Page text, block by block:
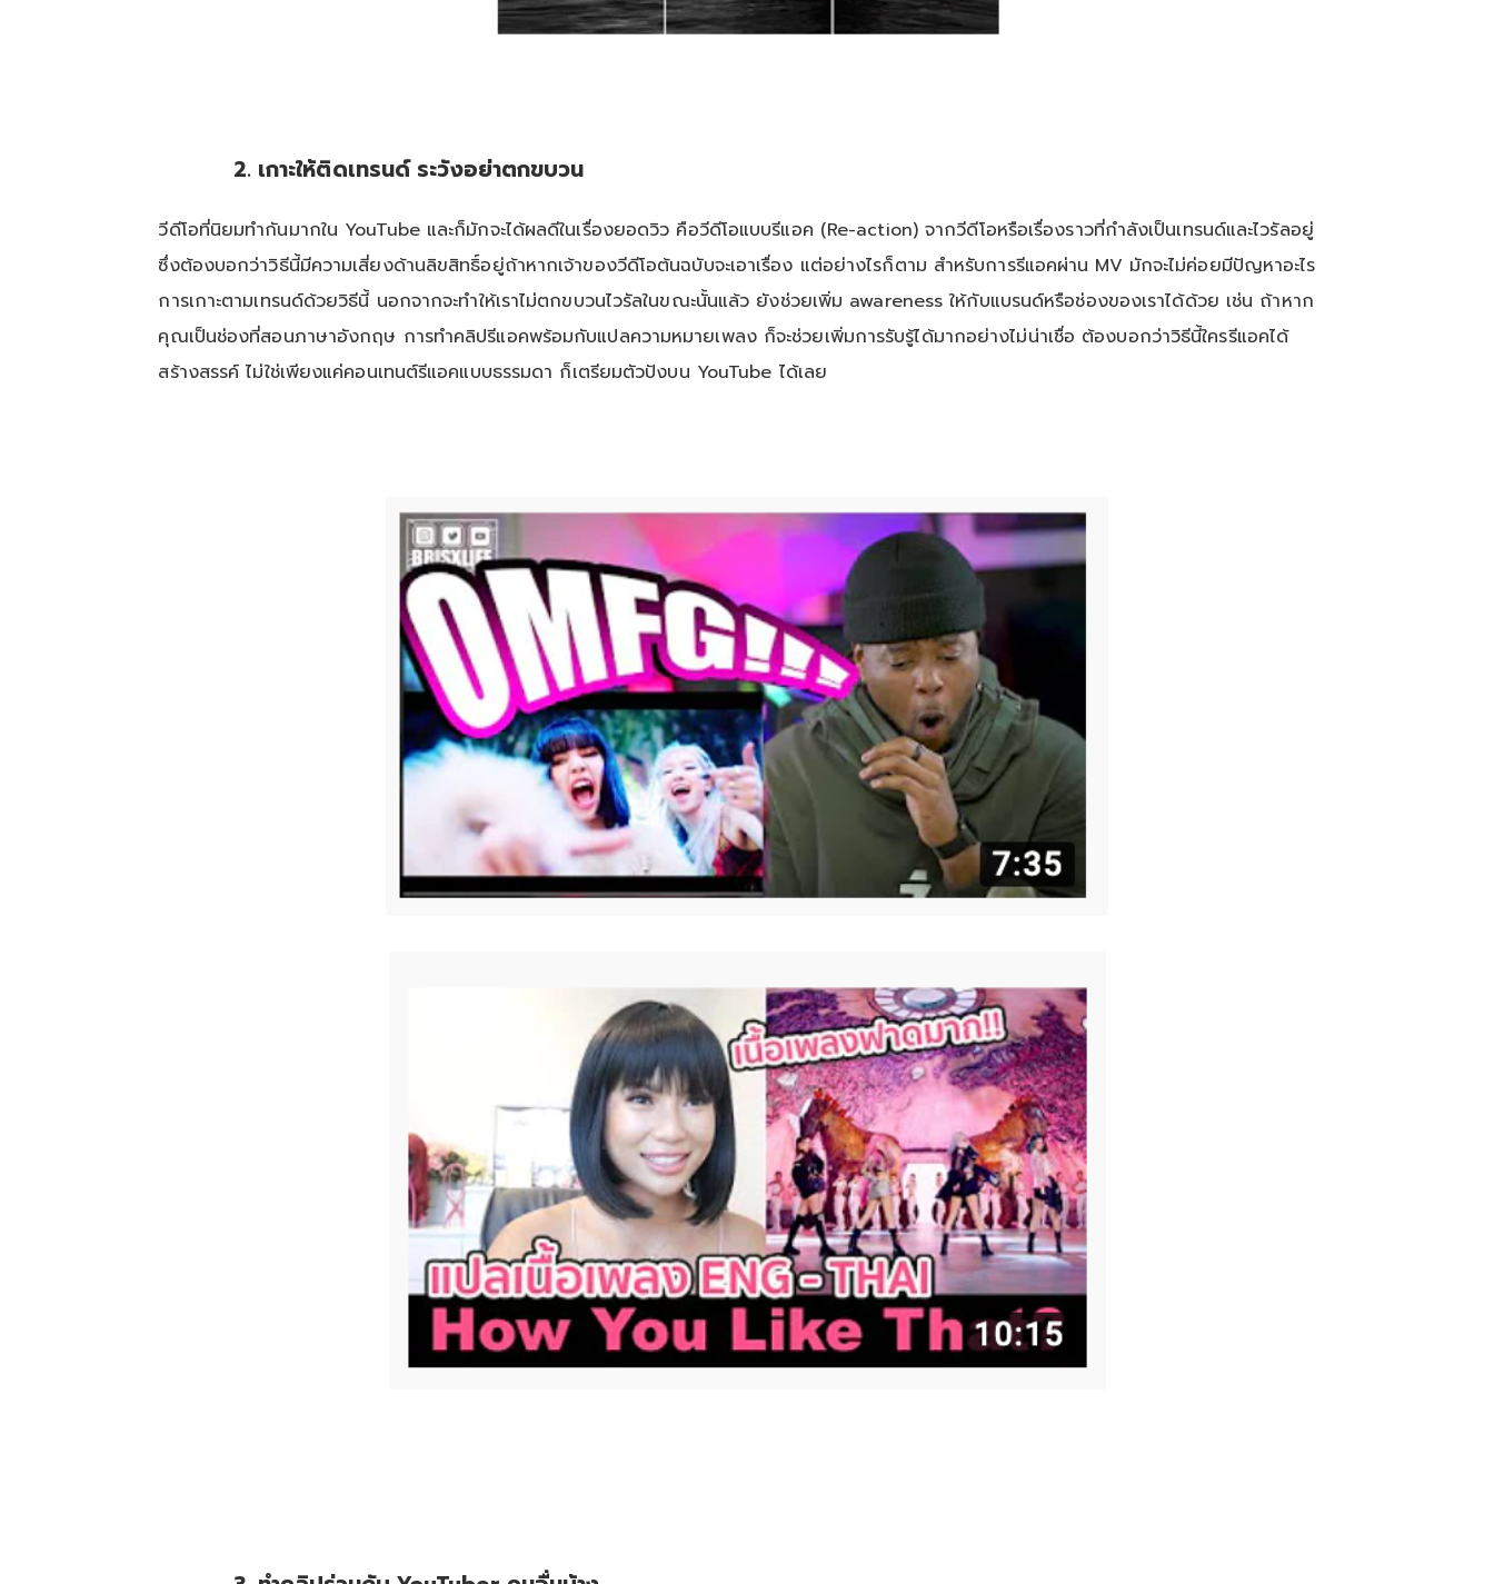
2. เกาะให้ติดเทรนด์ ระวังอย่าตกขบวน
วีดีโอที่นิยมทำกันมากใน YouTube และก็มักจะได้ผลดีในเรื่องยอดวิว คือวีดีโอแบบรีแอค (Re-action) จากวีดีโอหรือเรื่องราวที่กำลังเป็นเทรนด์และไวรัลอยู่
ซึ่งต้องบอกว่าวิธีนี้มีความเสี่ยงด้านลิขสิทธิ์อยู่ถ้าหากเจ้าของวีดีโอต้นฉบับจะเอาเรื่อง แต่อย่างไรก็ตาม สำหรับการรีแอคผ่าน MV มักจะไม่ค่อยมีปัญหาอะไร
การเกาะตามเทรนด์ด้วยวิธีนี้ นอกจากจะทำให้เราไม่ตกขบวนไวรัลในขณะนั้นแล้ว ยังช่วยเพิ่ม awareness ให้กับแบรนด์หรือช่องของเราได้ด้วย เช่น ถ้าหาก
คุณเป็นช่องที่สอนภาษาอังกฤษ การทำคลิปรีแอคพร้อมกับแปลความหมายเพลง ก็จะช่วยเพิ่มการรับรู้ได้มากอย่างไม่น่าเชื่อ ต้องบอกว่าวิธีนี้ใครรีแอคได้
สร้างสรรค์ ไม่ใช่เพียงแค่คอนเทนต์รีแอคแบบธรรมดา ก็เตรียมตัวปังบน YouTube ได้เลย